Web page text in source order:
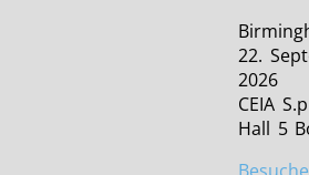
22.
2026
CEIA
Hall 5